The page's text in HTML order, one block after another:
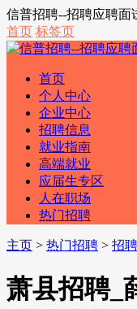
信普招聘--招聘应聘面
首页 标签页
首页
个人中心
企业中心
招聘信息
就业指南
高端就业
应届生专区
人在职场
热门招聘
主页 > 热门招聘 > 招
萧县招聘_